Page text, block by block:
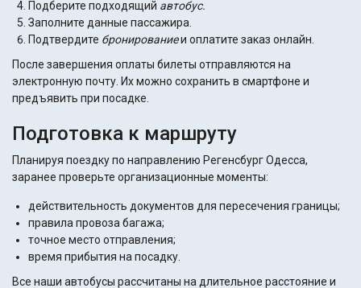
Подберите подходящий автобус.
Заполните данные пассажира.
Подтвердите бронированиеи оплатите заказ онлайн.
После завершения оплаты билеты отправляются на
электронную почту. Их можно сохранить в смартфоне и
предъявить при посадке.
Подготовка к маршруту
Планируя поездку по направлению Регенсбург Одесса,
заранее проверьте организационные моменты:
действительность документов для пересечения границы;
правила провоза багажа;
точное место отправления;
время прибытия на посадку.
Все наши автобусы рассчитаны на длительное расстояние и